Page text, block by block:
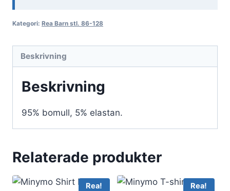
Kategori: Rea Barn stl. 86-128
Beskrivning
Beskrivning
95% bomull, 5% elastan.
Relaterade produkter
Rea! Rea!